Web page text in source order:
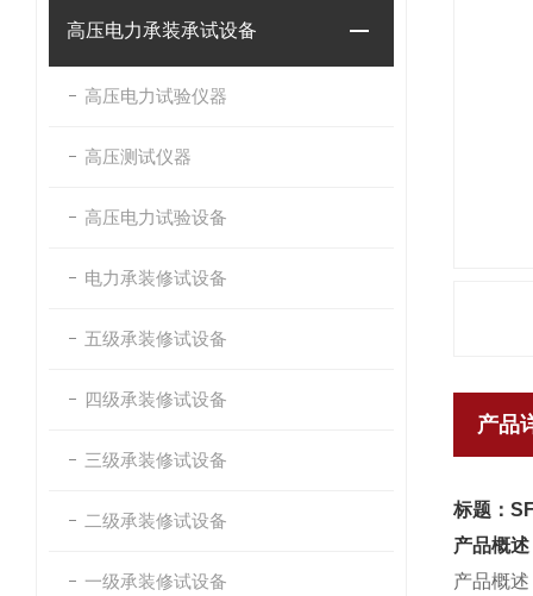
高压电力承装承试设备
高压电力试验仪器
高压测试仪器
高压电力试验设备
电力承装修试设备
五级承装修试设备
四级承装修试设备
三级承装修试设备
二级承装修试设备
一级承装修试设备
产品
标题：
产品概述
产品概述